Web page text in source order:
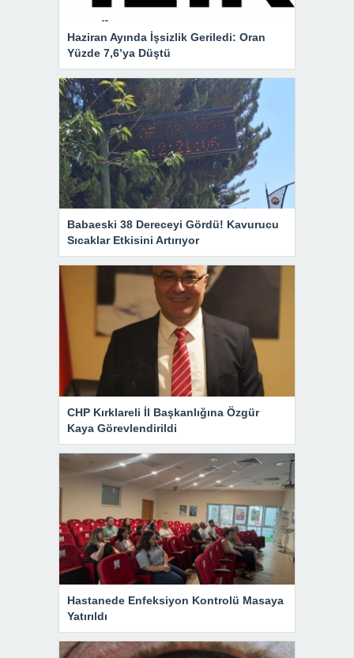
Haziran Ayında İşsizlik Geriledi: Oran
Yüzde 7,6’ya Düştü
Babaeski 38 Dereceyi Gördü! Kavurucu
Sıcaklar Etkisini Artırıyor
CHP Kırklareli İl Başkanlığına Özgür
Kaya Görevlendirildi
Hastanede Enfeksiyon Kontrolü Masaya
Yatırıldı